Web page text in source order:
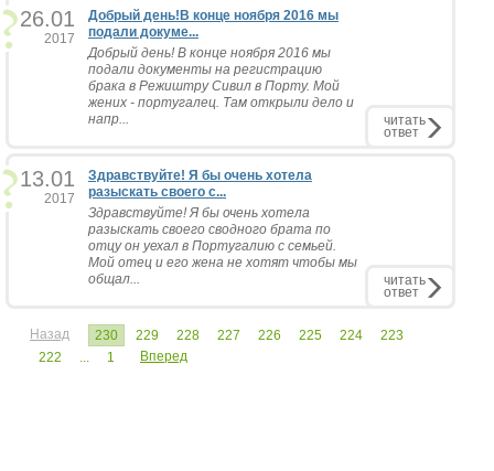
26.01
2017
Добрый день!В конце ноября 2016 мы
подали докуме...
Добрый день! В конце ноября 2016 мы
подали документы на регистрацию
брака в Режиштру Сивил в Порту. Мой
жених - португалец. Там открыли дело и
напр...
читать
ответ
13.01
2017
Здравствуйте! Я бы очень хотела
разыскать своего с...
Здравствуйте! Я бы очень хотела
разыскать своего сводного брата по
отцу он уехал в Португалию с семьей.
Мой отец и его жена не хотят чтобы мы
общал...
читать
ответ
Назад 230 229 228 227 226 225 224
223
222
... 1 Вперед